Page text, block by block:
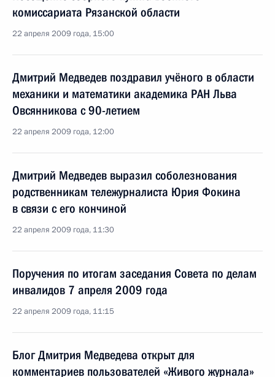
комиссариата Рязанской области
22 апреля 2009 года, 15:00
Дмитрий Медведев поздравил учёного в области
механики и математики академика РАН Льва
Овсянникова с 90-летием
22 апреля 2009 года, 12:00
Дмитрий Медведев выразил соболезнования
родственникам тележурналиста Юрия Фокина
в связи с его кончиной
22 апреля 2009 года, 11:30
Поручения по итогам заседания Совета по делам
инвалидов 7 апреля 2009 года
22 апреля 2009 года, 11:15
Блог Дмитрия Медведева открыт для
комментариев пользователей «Живого журнала»